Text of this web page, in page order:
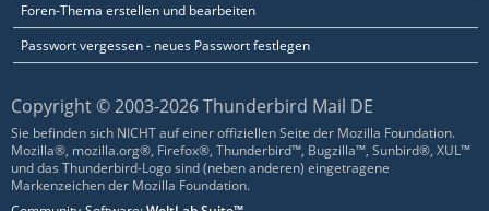
Foren-Thema erstellen und bearbeiten
Passwort vergessen - neues Passwort festlegen
Copyright © 2003-2026 Thunderbird Mail DE
Sie befinden sich NICHT auf einer offiziellen Seite der Mozilla Foundation.
Mozilla®, mozilla.org®, Firefox®, Thunderbird™, Bugzilla™, Sunbird®, XUL™
und das Thunderbird-Logo sind (neben anderen) eingetragene
Markenzeichen der Mozilla Foundation.